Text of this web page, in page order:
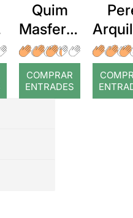
Quim
Masferre
r: Temps
COMPRAR
ENTRADES
: